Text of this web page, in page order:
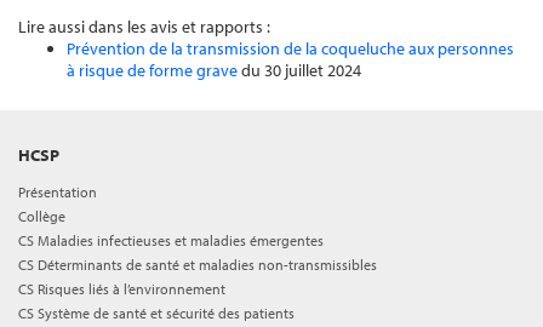
Lire aussi dans les avis et rapports :
Prévention de la transmission de la coqueluche aux personnes
à risque de forme gravedu 30 juillet 2024
HCSP
Présentation
Collège
CS Maladies infectieuses et maladies émergentes
CS Déterminants de santé et maladies non-transmissibles
CS Risques liés à l’environnement
CS Système de santé et sécurité des patients